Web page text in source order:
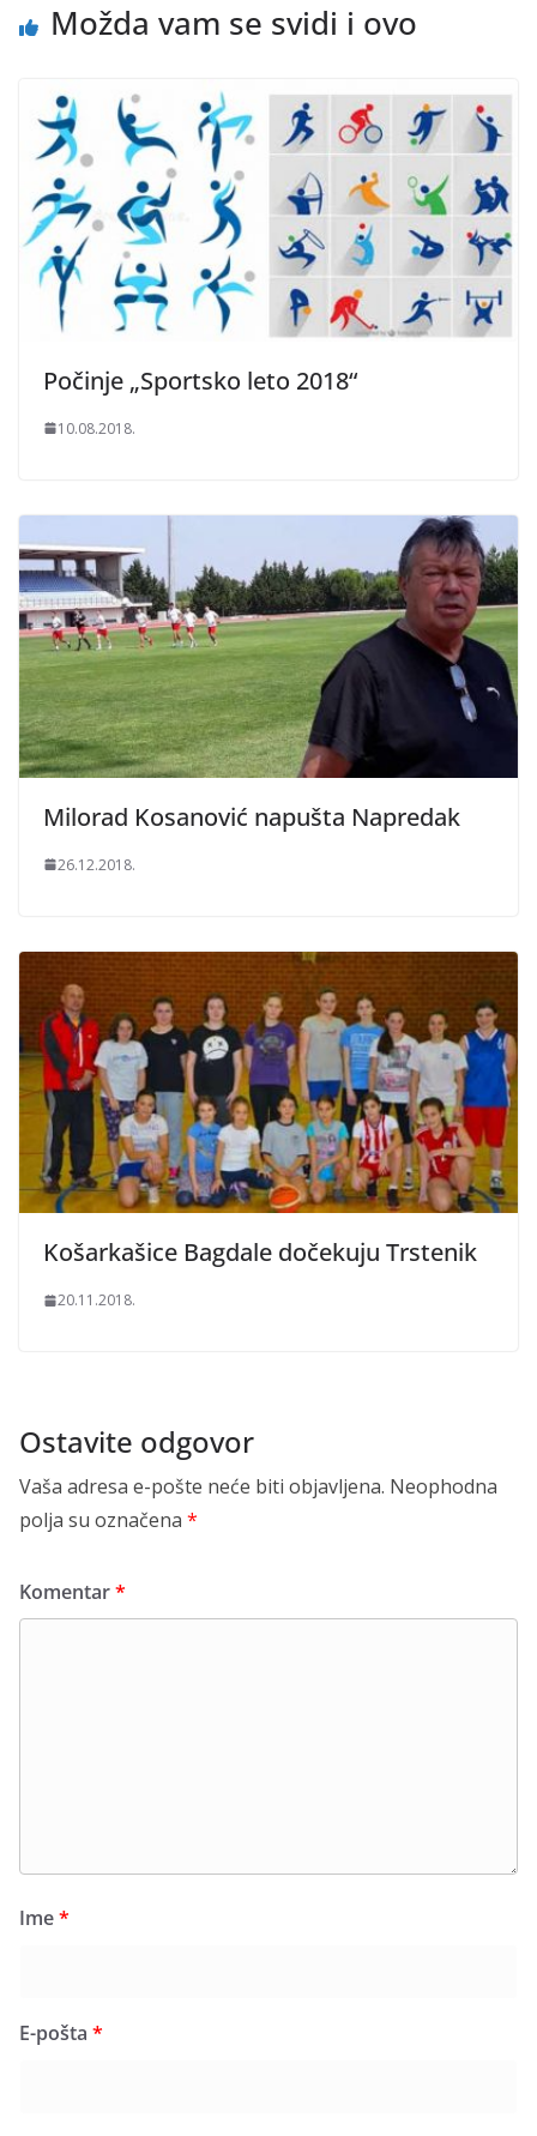
Možda vam se svidi i ovo
Počinje „Sportsko leto 2018“
10.08.2018.
Milorad Kosanović napušta Napredak
26.12.2018.
Košarkašice Bagdale dočekuju Trstenik
20.11.2018.
Ostavite odgovor
Vaša adresa e-pošte neće biti objavljena. Neophodna
polja su označena *
Komentar*
Ime*
E-pošta *